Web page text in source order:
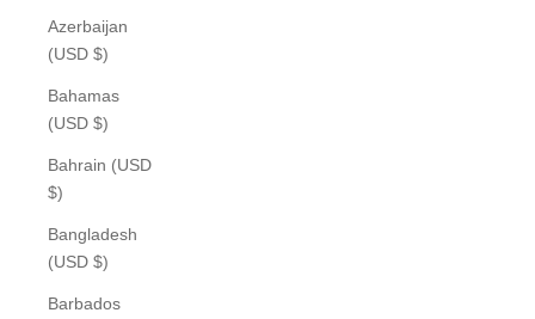
Azerbaijan
(USD $)
Bahamas
(USD $)
Bahrain (USD
$)
Bangladesh
(USD $)
Barbados